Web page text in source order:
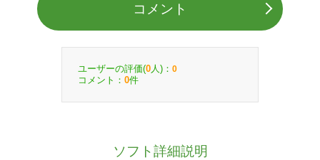
コメント
ユーザーの評価(0 人)： 0
コメント： 0件
ソフト詳細説明